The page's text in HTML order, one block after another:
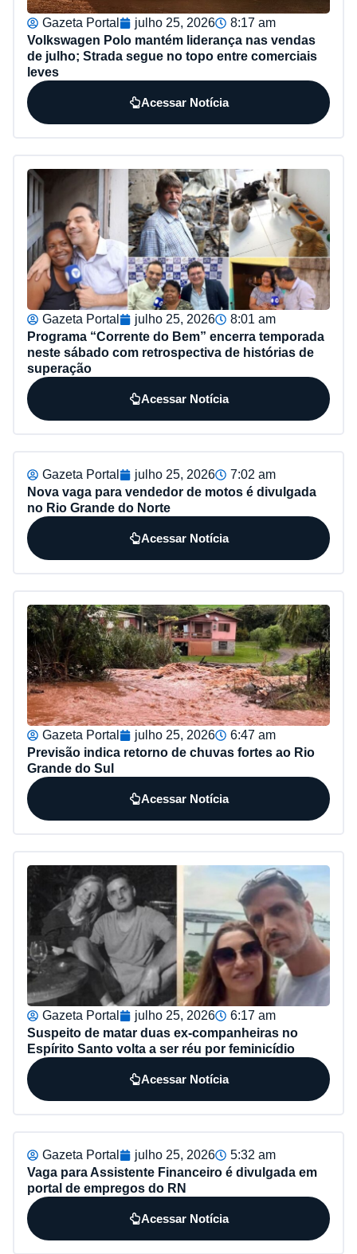
Gazeta Portal julho 25, 2026
8:17 am
Volkswagen Polo mantém liderança nas vendas
de julho; Strada segue no topo entre comerciais
leves
Acessar Notícia
Gazeta Portal julho 25, 2026
8:01 am
Programa “Corrente do Bem” encerra temporada
neste sábado com retrospectiva de histórias de
superação
Acessar Notícia
Gazeta Portal julho 25, 2026
7:02 am
Nova vaga para vendedor de motos é divulgada
no Rio Grande do Norte
Acessar Notícia
Gazeta Portal julho 25, 2026
6:47 am
Previsão indica retorno de chuvas fortes ao Rio
Grande do Sul
Acessar Notícia
Gazeta Portal julho 25, 2026
6:17 am
Suspeito de matar duas ex-companheiras no
Espírito Santo volta a ser réu por feminicídio
Acessar Notícia
Gazeta Portal julho 25, 2026
5:32 am
Vaga para Assistente Financeiro é divulgada em
portal de empregos do RN
Acessar Notícia